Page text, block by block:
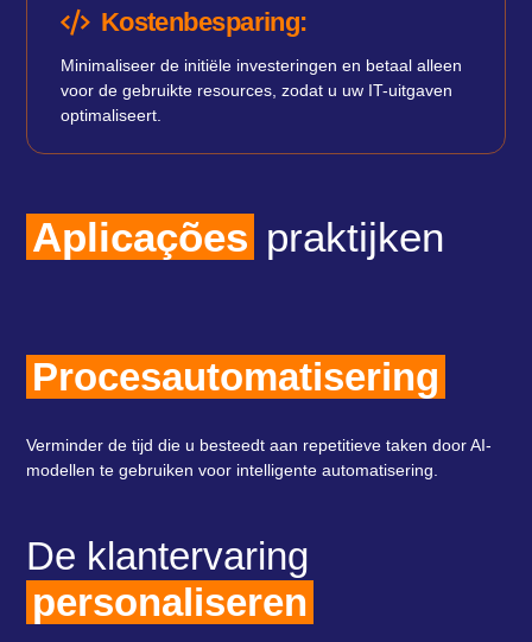
Kostenbesparing:
Minimaliseer de initiële investeringen en betaal alleen
voor de gebruikte resources, zodat u uw IT-uitgaven
optimaliseert.
Aplicações praktijken
Procesautomatisering
Verminder de tijd die u besteedt aan repetitieve taken door AI-
modellen te gebruiken voor intelligente automatisering.
De klantervaring
personaliseren